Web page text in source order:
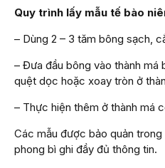
Quy trình lấy mẫu tế bào
– Dùng 2 – 3 tăm bông sạch,
– Đưa đầu bông vào thành má
quệt dọc hoặc xoay tròn ở
– Thực hiện thêm ở thành má
Các mẫu được bảo quản
phong bì ghi đầy đủ thông tin.